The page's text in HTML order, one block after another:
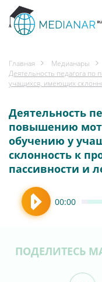
Главная Медианары
Деятельность педагога
учащихся, имеющих
Деятельность
повышению
обучению у
склонность к
пассивности и
00:00
ПОДЕЛИТЕСЬ